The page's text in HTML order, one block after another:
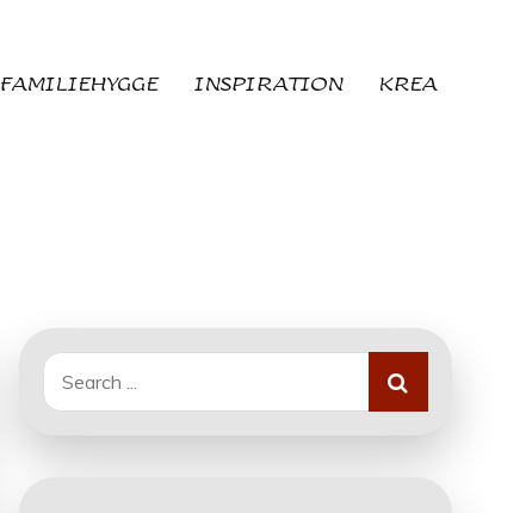
FAMILIEHYGGE INSPIRATION KREA
Search
for: